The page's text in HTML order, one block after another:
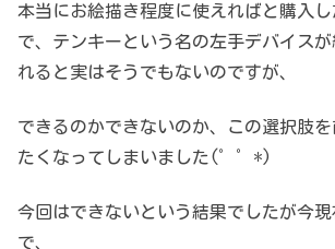
本当にお絵描き程度に使えればと購入
で、テンキーという名の左手デバイス
れると実はそうでもないのですが、
できるのかできないのか、この選択肢
たくなってしまいました(゜゜*)
今回はできないという結果でしたが今
で、